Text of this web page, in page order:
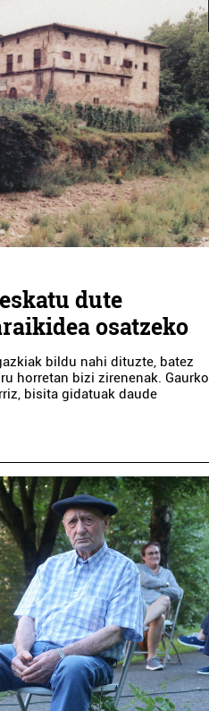
dute
osatzeko
bildu nahi dituzte, batez
horretan bizi zirenenak. Gaurko
bisita gidatuak daude